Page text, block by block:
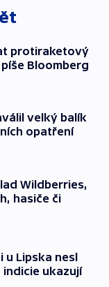
protiraketový
Bloomberg
velký balík
opatření
Wildberries,
hasiče či
u Lipska nesl
ukazují